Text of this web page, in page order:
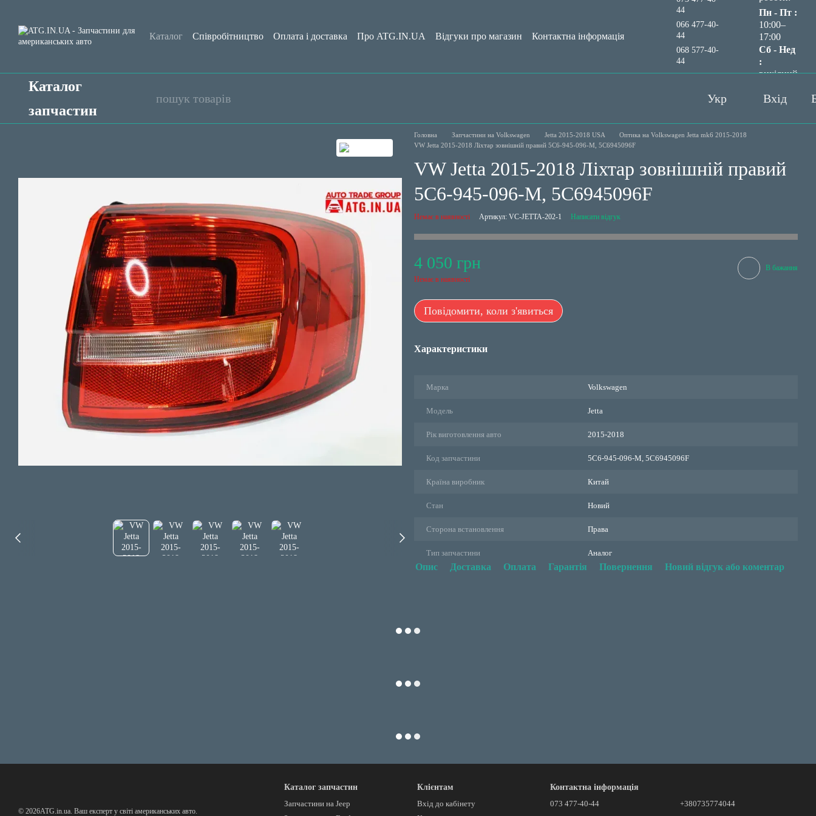
Каталог Співробітництво Оплата і доставка Про ATG.IN.UA Відгуки про магазин
Контактна інформація
44
066 477-40-
44
068 577-40-
44
Передзвонити вам?
Пн - Пт :
10:00–
17:00
Сб - Нед
:
вихідний
Каталог
запчастин
Укр Вхід
Головна Запчастини на Volkswagen Jetta 2015-2018 USA
Оптика на Volkswagen Jetta mk6 2015-2018
VW Jetta 2015-2018 Ліхтар зовнішній правий 5C6-945-096-M, 5C6945096F
VW Jetta 2015-2018 Ліхтар зовнішній правий
5C6-945-096-M, 5C6945096F
Немає в наявності Артикул: VC-JETTA-202-1 Написати відгук
4 050 грн
Немає в наявності
В бажання
Повідомити, коли з'явиться
Характеристики
Марка Volkswagen
Модель Jetta
Рік виготовлення авто 2015-2018
Код запчастини 5C6-945-096-M, 5C6945096F
Країна виробник Китай
Стан Новий
Сторона встановлення Права
Тип запчастини Аналог
Опис Доставка Оплата Гарантія Повернення Новий відгук або коментар
© 2026ATG.in.ua. Ваш експерт у світі американських авто.
Каталог запчастин
Запчастини на Jeep
Клієнтам
Вхід до кабінету
Контактна інформація
073 477-40-44
+380735774044